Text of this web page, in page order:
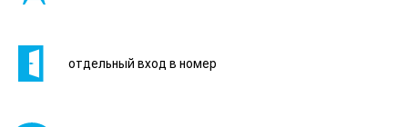
отдельный вход в номер